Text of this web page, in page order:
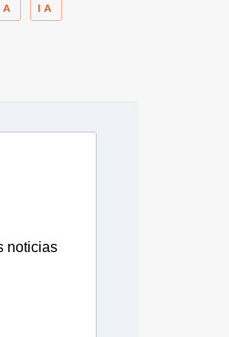
IA
noticias